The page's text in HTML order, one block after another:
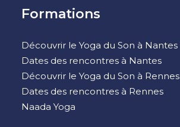
Formations
Découvrir le Yoga du Son à Nantes
Dates des rencontres à Nantes
Découvrir le Yoga du Son à Rennes
Dates des rencontres à Rennes
Naada Yoga